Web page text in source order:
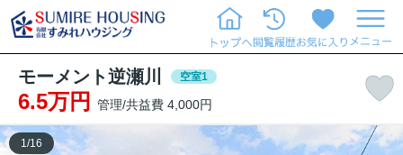
モーメント逆瀬川 空室1
6.5万円 管理/共益費 4,000円
1 /16